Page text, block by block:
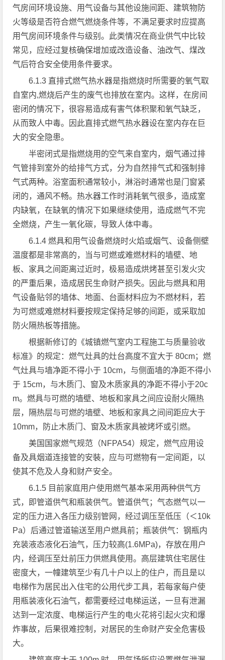
气房间环境设施、用气设备与其他设施间距、建筑物防
火等级是否符合燃气燃烧条件等，不满足要求时应提高
用气房间环境条件与级别。此类情况在商业供气中比较
常见，应经过复核确保增加或改造设备、油改气、煤改
气后符合安全使用条件要求。
6.1.3 直排式燃气热水器是指燃烧时所需要的氧气取
自室内,燃烧后产生的废气也排放在室内。这样，在房间
密闭的情况下，很容易造成有害气体积聚和氧气缺乏，
从而致人中毒。因此直排式燃气热水器设在室内存在巨
大的安全隐患。
半密闭式是指燃烧用的空气来自室内，烟气通过排
气管排到室外的给排气方式，分为自然排气式和强制排
气式两种。浴室面积通常较小，淋浴时通常也是门窗紧
闭的，通风不畅。热水器工作时消耗氧气很多，造成室
内缺氧，在缺氧的情况下如果继续使用，造成燃气不完
全燃烧，产生一氧化碳，导致人体中毒。
6.1.4 燃具和用气设备燃烧时火焰或烟气、设备侧壁
温度都是非常高的，当与可燃或难燃材料的墙壁、地
板、家具之间距离过近时，极易造成烘烤甚至引发火灾
的严重后果，造成居民生命财产损失。因此与燃具和用
气设备贴邻的墙体、地面、台面材料应为不燃材料，若
为可燃或难燃材料要按规定保持足够的间距，或采取加
防火隔热板等措施。
根据新修订的《城镇燃气室内工程施工与质量验收
标准》的规定：燃气灶具的灶台高度不宜大于 80cm；燃
气灶具与墙净距不得小于 10cm，与侧面墙的净距不得小
于 15cm，与木质门、窗及木质家具的净距不得小于20c
m。燃具与可燃的墙壁、地板和家具之间应设耐火隔热
层，隔热层与可燃的墙壁、地板和家具之间间距应大于
10mm，防止木质门、窗及木质家具被烤坏或引燃。
美国国家燃气规范（NFPA54）规定，燃气应用设
备及具烟道连接管的安裝，应与可燃物有一定间距，以
使其不危及人身和财产安全。
6.1.5 目前家庭用户使用燃气基本采用两种供气方
式，即管道供气和瓶装供气。管道供气；气态燃气以一
定的压力进入各压力级别管网，经过调压至低压（＜10k
Pa）后通过管道输送至用户燃具前；瓶装供气：钢瓶内
充装液态液化石油气，压力较高(1.6MPa)，存放在用户
内，经调压至灶前压力供燃具使用。高层建筑住宅居住
密度大，一幢建筑至少有几十户以上的住户，而且是以
电梯作为居民出入住宅的公用代步工具，若每家每户使
用瓶装液化石油气，都需要经过电梯运送，一旦有泄漏
达到一定浓度、电梯运行产生的电火花将引起火灾和爆
炸事故，后果很难控制，对居民的生命财产安全危害极
大。